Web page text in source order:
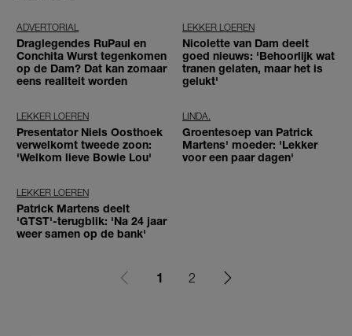
ADVERTORIAL
Draglegendes RuPaul en
Conchita Wurst tegenkomen
op de Dam? Dat kan zomaar
eens realiteit worden
LEKKER LOEREN
Nicolette van Dam deelt
goed nieuws: 'Behoorlijk wat
tranen gelaten, maar het is
gelukt'
LEKKER LOEREN
Presentator Niels Oosthoek
verwelkomt tweede zoon:
'Welkom lieve Bowie Lou'
LINDA.
Groentesoep van Patrick
Martens' moeder: 'Lekker
voor een paar dagen'
LEKKER LOEREN
Patrick Martens deelt
'GTST'-terugblik: 'Na 24 jaar
weer samen op de bank'
1 2